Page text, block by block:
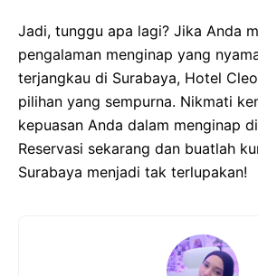
Jadi, tunggu apa lagi? Jika Anda
pengalaman menginap yang
terjangkau di Surabaya, Hotel
pilihan yang sempurna. Nikmati
kepuasan Anda dalam menginap
Reservasi sekarang dan buatlah
Surabaya menjadi tak terlupakan!